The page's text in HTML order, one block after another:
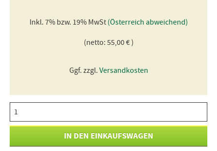
Inkl. 7% bzw. 19% MwSt (Österreich abweichend)
(netto: 55,00 € )
Ggf. zzgl. Versandkosten